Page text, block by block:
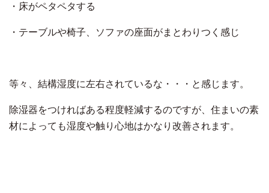
・床がペタペタする
・テーブルや椅子、ソファの座面がまとわりつく感じ
等々、結構湿度に左右されているな・・・と感じます。
除湿器をつければある程度軽減するのですが、住まいの素
材によっても湿度や触り心地はかなり改善されます。